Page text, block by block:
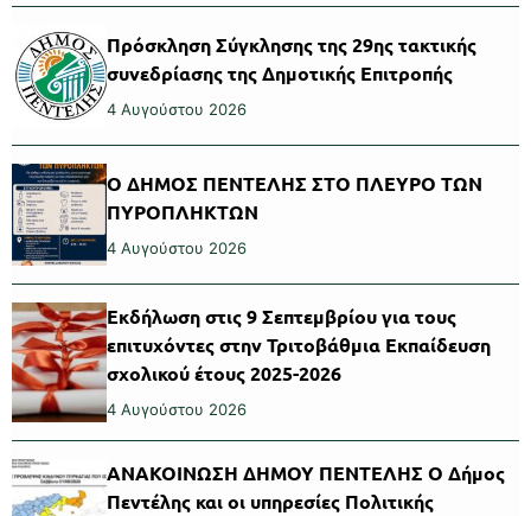
Πρόσκληση Σύγκλησης της 29ης τακτικής
συνεδρίασης της Δημοτικής Επιτροπής
4 Αυγούστου 2026
Ο ΔΗΜΟΣ ΠΕΝΤΕΛΗΣ ΣΤΟ ΠΛΕΥΡΟ ΤΩΝ
ΠΥΡΟΠΛΗΚΤΩΝ
4 Αυγούστου 2026
Εκδήλωση στις 9 Σεπτεμβρίου για τους
επιτυχόντες στην Τριτοβάθμια Εκπαίδευση
σχολικού έτους 2025-2026
4 Αυγούστου 2026
ΑΝΑΚΟΙΝΩΣΗ ΔΗΜΟΥ ΠΕΝΤΕΛΗΣ Ο Δήμος
Πεντέλης και οι υπηρεσίες Πολιτικής